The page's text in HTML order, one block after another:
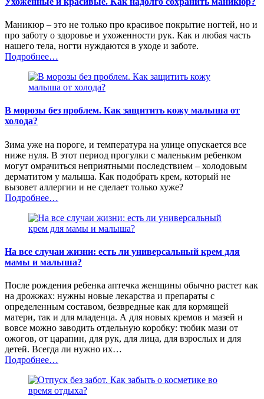
Маникюр – это не только про красивое покрытие ногтей, но и
про заботу о здоровье и ухоженности рук. Как и любая часть
нашего тела, ногти нуждаются в уходе и заботе.
Подробнее…
В морозы без проблем. Как защитить кожу малыша от
холода?
Зима уже на пороге, и температура на улице опускается все
ниже нуля. В этот период прогулки с маленьким ребенком
могут омрачиться неприятными последствием – холодовым
дерматитом у малыша. Как подобрать крем, который не
вызовет аллергии и не сделает только хуже?
Подробнее…
На все случаи жизни: есть ли универсальный крем для
мамы и малыша?
После рождения ребенка аптечка женщины обычно растет как
на дрожжах: нужны новые лекарства и препараты с
определенным составом, безвредные как для кормящей
матери, так и для младенца. А для новых кремов и мазей и
вовсе можно заводить отдельную коробку: тюбик мази от
ожогов, от царапин, для рук, для лица, для взрослых и для
детей. Всегда ли нужно их…
Подробнее…